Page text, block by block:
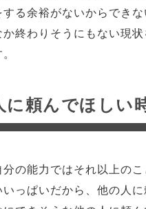
る余裕がないからできな
終わりそうにもない現状
頼んでほしい
の能力ではそれ以上の
っぱいだから、他の人